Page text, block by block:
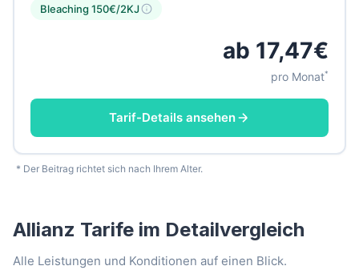
Bleaching 150€/2KJ
ab 17,47€
pro Monat*
Tarif-Details ansehen
* Der Beitrag richtet sich nach Ihrem Alter.
Allianz Tarife im Detailvergleich
Alle Leistungen und Konditionen auf einen Blick.